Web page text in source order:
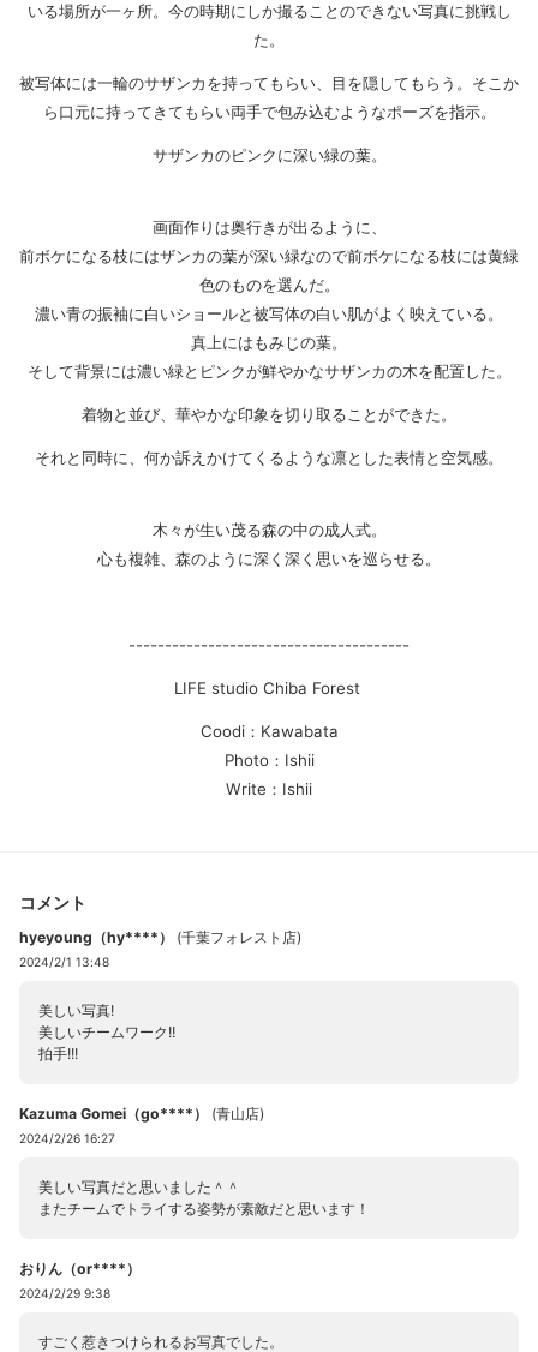
いる場所が一ヶ所。今の時期にしか撮ることのできない写真に挑戦し
た。
被写体には一輪のサザンカを持ってもらい、目を隠してもらう。そこか
ら口元に持ってきてもらい両手で包み込むようなポーズを指示。
サザンカのピンクに深い緑の葉。
画面作りは奥行きが出るように、
前ボケになる枝にはザンカの葉が深い緑なので前ボケになる枝には黄緑
色のものを選んだ。
濃い青の振袖に白いショールと被写体の白い肌がよく映えている。
真上にはもみじの葉。
そして背景には濃い緑とピンクが鮮やかなサザンカの木を配置した。
着物と並び、華やかな印象を切り取ることができた。
それと同時に、何か訴えかけてくるような凛とした表情と空気感。
木々が生い茂る森の中の成人式。
心も複雑、森のように深く深く思いを巡らせる。
---------------------------------------
LIFE studio Chiba Forest
Coodi：Kawabata
Photo：Ishii
Write：Ishii
コメント
hyeyoung（hy****） (千葉フォレスト店)
2024/2/1 13:48
美しい写真!
美しいチームワーク!!
拍手!!!
Kazuma Gomei（go****） (青山店)
2024/2/26 16:27
美しい写真だと思いました＾＾
またチームでトライする姿勢が素敵だと思います！
おりん（or****）
2024/2/29 9:38
すごく惹きつけられるお写真でした。